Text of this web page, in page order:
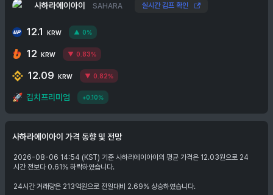
사하라에이아이 SAHARA 실시간 김프 확인
12.1 KRW 0%
12 KRW 0.83%
12.09 KRW 0.82%
🚀 김치프리미엄 +0.10%
사하라에이아이 가격 동향 및 전망
2026-08-06 14:54 (KST) 기준 사하라에이아이의 평균 가격은 12.03원으로 24
시간 전보다 0.61% 하락하였습니다.
24시간 거래량은 213억원으로 전일대비 2.69% 상승하였습니다.